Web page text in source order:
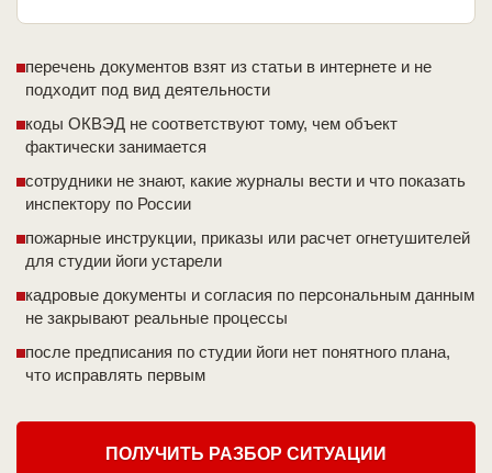
перечень документов взят из статьи в интернете и не
подходит под вид деятельности
коды ОКВЭД не соответствуют тому, чем объект
фактически занимается
сотрудники не знают, какие журналы вести и что показать
инспектору по России
пожарные инструкции, приказы или расчет огнетушителей
для студии йоги устарели
кадровые документы и согласия по персональным данным
не закрывают реальные процессы
после предписания по студии йоги нет понятного плана,
что исправлять первым
ПОЛУЧИТЬ РАЗБОР СИТУАЦИИ